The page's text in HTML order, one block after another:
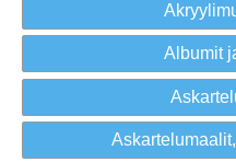
Albumit